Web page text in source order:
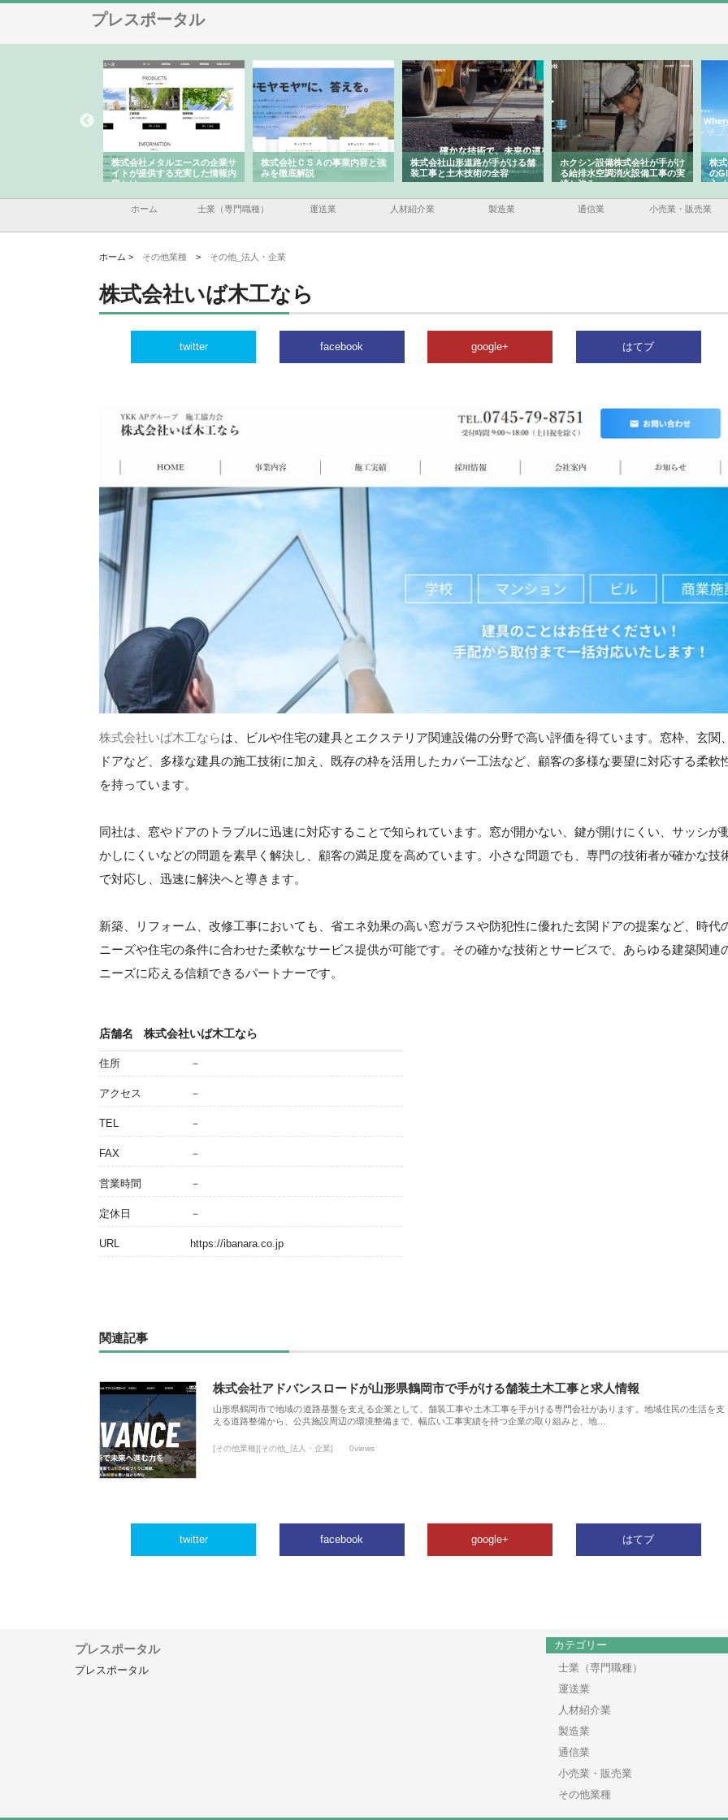
プレスポータル
株式会社メタルエースの企業サ
イトが提供する充実した情報内
容とは
株式会社ＣＳＡの事業内容と強
みを徹底解説
株式会社山形道路が手がける舗
装工事と土木技術の全容
ホクシン設備株式会社が手がけ
る給排水空調消火設備工事の実
績と強み
株
の
入
ホーム 士業（専門職種） 運送業 人材紹介業 製造業 通信業 小売業・販売業
ホーム > その他業種 > その他_法人・企業
株式会社いば木工なら
twitter facebook google+ はてブ
株式会社いば木工ならは、ビルや住宅の建具とエクステリア関連設備の分野で高い評価を得ています。窓枠、玄関、
ドアなど、多様な建具の施工技術に加え、既存の枠を活用したカバー工法など、顧客の多様な要望に対応する柔軟
を持っています。
同社は、窓やドアのトラブルに迅速に対応することで知られています。窓が開かない、鍵が開けにくい、サッシが
かしにくいなどの問題を素早く解決し、顧客の満足度を高めています。小さな問題でも、専門の技術者が確かな技
で対応し、迅速に解決へと導きます。
新築、リフォーム、改修工事においても、省エネ効果の高い窓ガラスや防犯性に優れた玄関ドアの提案など、時代
ニーズや住宅の条件に合わせた柔軟なサービス提供が可能です。その確かな技術とサービスで、あらゆる建築関連
ニーズに応える信頼できるパートナーです。
店舗名 株式会社いば木工なら
住所 －
アクセス －
TEL －
FAX －
営業時間 －
定休日 －
URL https://ibanara.co.jp
関連記事
株式会社アドバンスロードが山形県鶴岡市で手がける舗装土木工事と求人情報
山形県鶴岡市で地域の道路基盤を支える企業として、舗装工事や土木工事を手がける専門会社があります。地域住民の生活を支
える道路整備から、公共施設周辺の環境整備まで、幅広い工事実績を持つ企業の取り組みと、地…
[その他業種][その他_法人・企業] 0views
twitter facebook google+ はてブ
プレスポータル
プレスポータル
カテゴリー
士業（専門職種）
運送業
人材紹介業
製造業
通信業
小売業・販売業
その他業種